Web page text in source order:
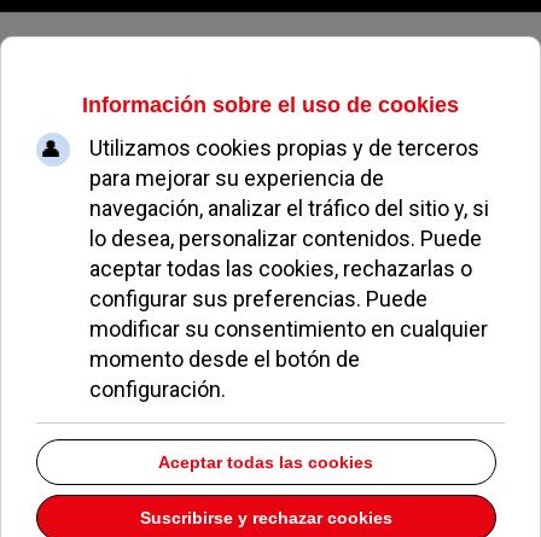
Jueves, 06 de agosto de 2026
Los padres regresan al colegio
DAVID DURÁN EDUCACIÓN 05 FEBRERO 2009
La Concejalía de Familia y Bienestar Social del
Ayuntamiento de Pozuelo de Alarcón está
desarrollando el nuevo curso de la ‘Escuela
Municipal de Padres’. Tanto los grupos como los
contenidos se organizan en función de las tres
etapas correspondientes a la edad de los hijos:
Primera Infancia -de 0 a 3 años-, Infancia Escolar